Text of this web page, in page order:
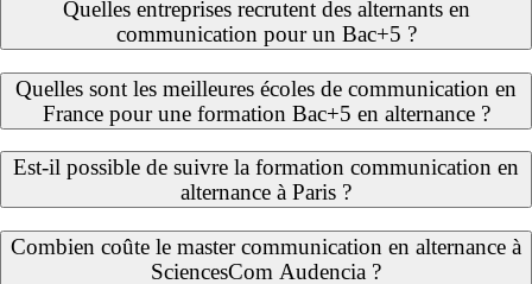
Quelles entreprises recrutent des alternants en
communication pour un Bac+5 ?
Quelles sont les meilleures écoles de communication en
France pour une formation Bac+5 en alternance ?
Est-il possible de suivre la formation communication en
alternance à Paris ?
Combien coûte le master communication en alternance à
SciencesCom Audencia ?